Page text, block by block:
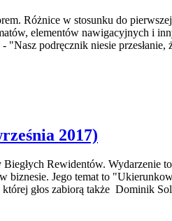
Różnice w stosunku do
elementów nawigacyjnych i
podręcznik niesie przesłanie,
2017)
Rewidentów. Wydarzenie
Jego temat to
głos zabiorą także Dominik